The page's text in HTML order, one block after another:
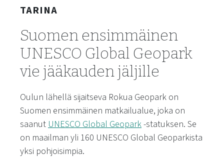
TARINA
Suomen ensimmäinen
UNESCO Global Geopark
vie jääkauden jäljille
Oulun lähellä sijaitseva Rokua Geopark on
Suomen ensimmäinen matkailualue, joka on
saanut UNESCO Global Geopark-statuksen. Se
on maailman yli 160 UNESCO Global Geoparkista
yksi pohjoisimpia.